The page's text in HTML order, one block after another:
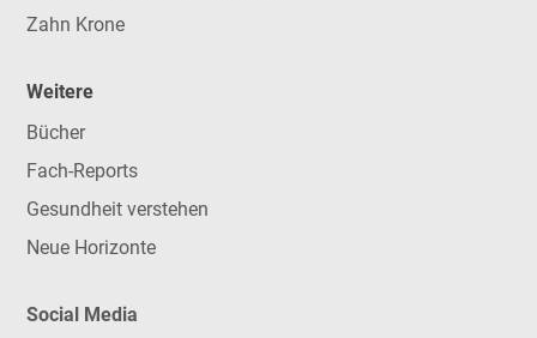
Zahn Krone
Weitere
Bücher
Fach-Reports
Gesundheit verstehen
Neue Horizonte
Social Media